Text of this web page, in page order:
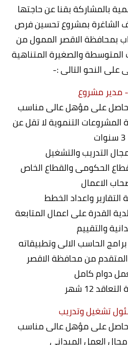
بالمشاركة بقنا عن حاجتها
الشاغرة بمشروع تحسين فرص
بمحافظة الاقصر الممول من
والصغيرة المتناهية
على النحو التالى :-
مدير مشروع
المشروعات التنموية لا تقل عن
3 سنوات
الحكومى والقطاع الخاص
الاعمال
القدرة على اعمال المتابعة
والتقييم
تشغيل وتدريب